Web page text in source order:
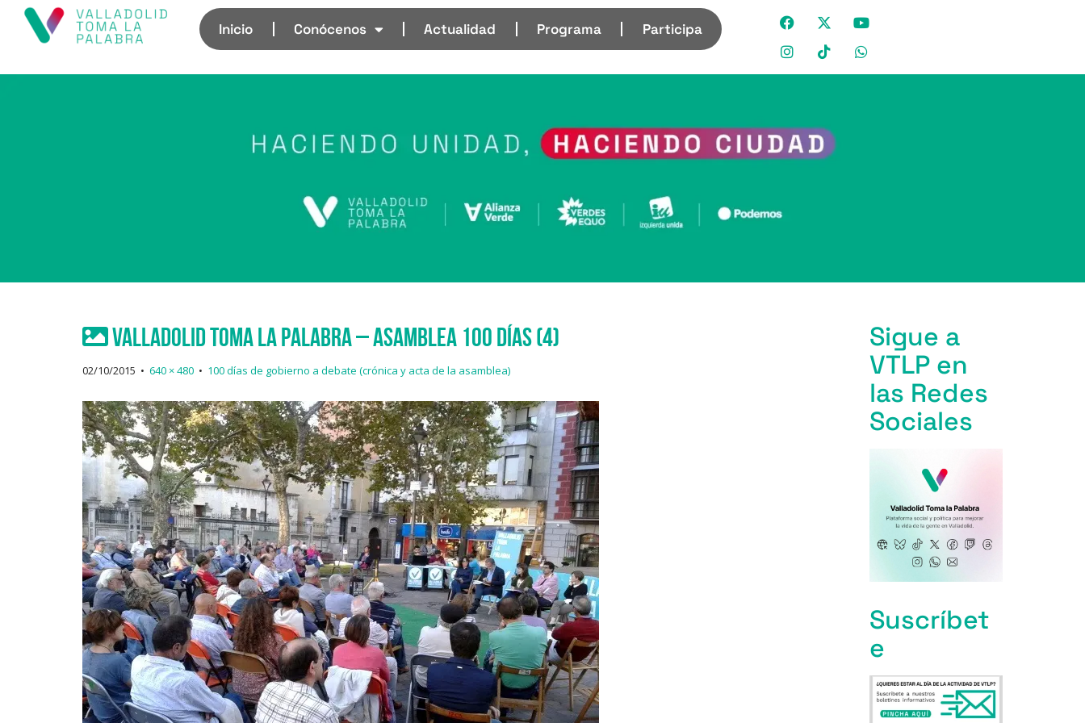
Inicio Conócenos Actualidad Programa Participa
Valladolid Toma La Palabra – Asamblea 100 días (4)
02/10/2015 • 640 × 480 • 100 días de gobierno a debate (crónica y acta de la asamblea)
Sigue a
VTLP en
las Redes
Sociales
Suscríbet
e